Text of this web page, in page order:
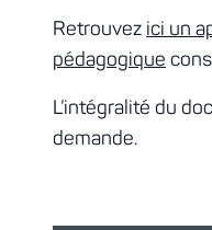
Retrouvez ici un
pédagogique
L’intégralité du
demande.